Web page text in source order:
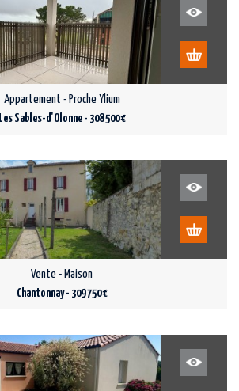
Appartement - Proche Ylium
Les Sables-d'Olonne - 308 500 €
Vente - Maison
Chantonnay - 309 750 €